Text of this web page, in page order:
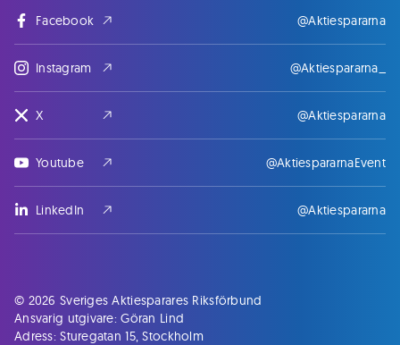
Facebook @Aktiespararna
Instagram @Aktiespararna_
X @Aktiespararna
Youtube @AktiespararnaEvent
LinkedIn @Aktiespararna
© 2026 Sveriges Aktiesparares Riksförbund
Ansvarig utgivare: Göran Lind
Adress: Sturegatan 15, Stockholm